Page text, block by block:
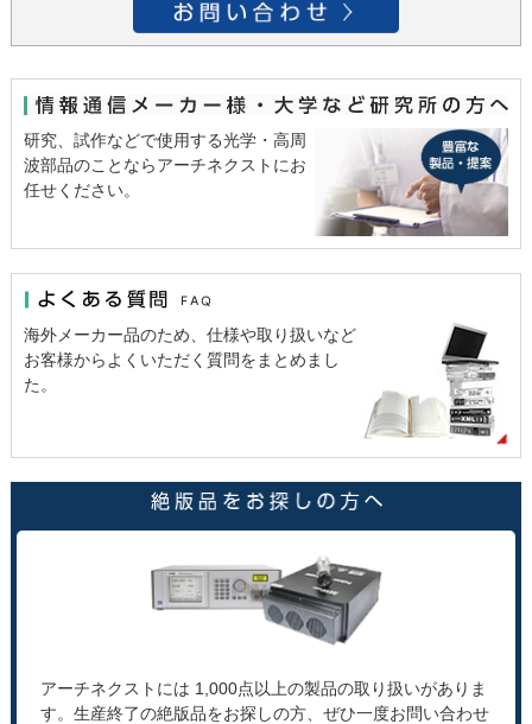
研究、試作などで使用する光学・高周
波部品のことならアーチネクストにお
任せください。
海外メーカー品のため、仕様や取り扱いなど
お客様からよくいただく質問をまとめまし
た。
アーチネクストには 1,000点以上の製品の取り扱いがありま
す。生産終了の絶版品をお探しの方、ぜひ一度お問い合わせ